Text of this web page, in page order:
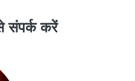
संपर्क करें